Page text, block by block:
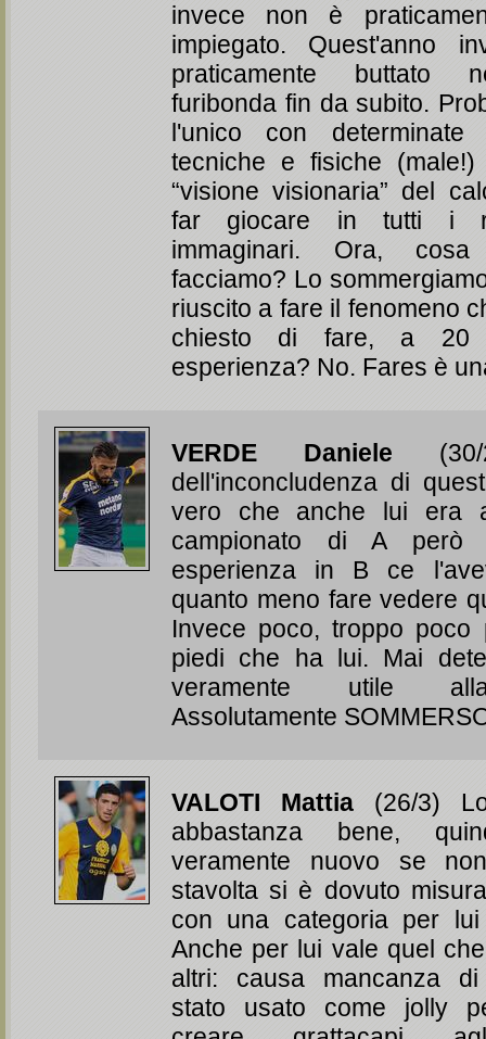
invece non è
impiegato. Quest'anno
praticamente buttato
furibonda fin da subito.
l'unico con determinate
tecniche e fisiche
“visione visionaria” del
far giocare in tutti i
immaginari. Ora,
facciamo? Lo
riuscito a fare il fenomeno
chiesto di fare, a 20
esperienza? No. Fares è
VERDE Daniele (30/
dell'inconcludenza di
vero che anche lui era
campionato di A però
esperienza in B ce
quanto meno fare vedere
Invece poco, troppo
piedi che ha lui. Mai
veramente utile
Assolutamente
VALOTI Mattia (26/3)
abbastanza bene,
veramente nuovo se
stavolta si è dovuto
con una categoria per
Anche per lui vale quel
altri: causa mancanza
stato usato come jolly